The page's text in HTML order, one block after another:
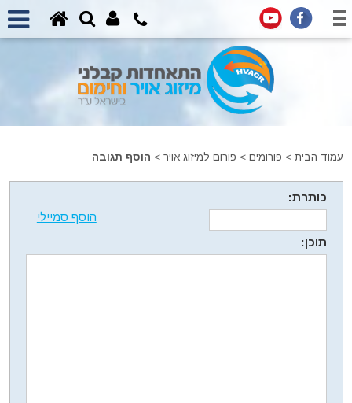
עמוד הבית > פורומים > פורום למיזוג אויר > הוסף תגובה
כותרת:
הוסף סמיילי
תוכן: